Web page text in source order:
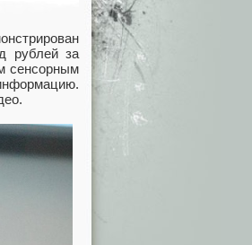
рублей за
сенсорным